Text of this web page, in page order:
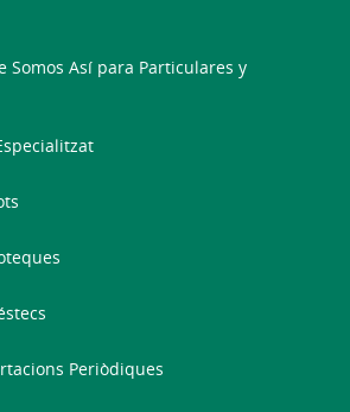
Somos Así para Particulares y
Periòdiques